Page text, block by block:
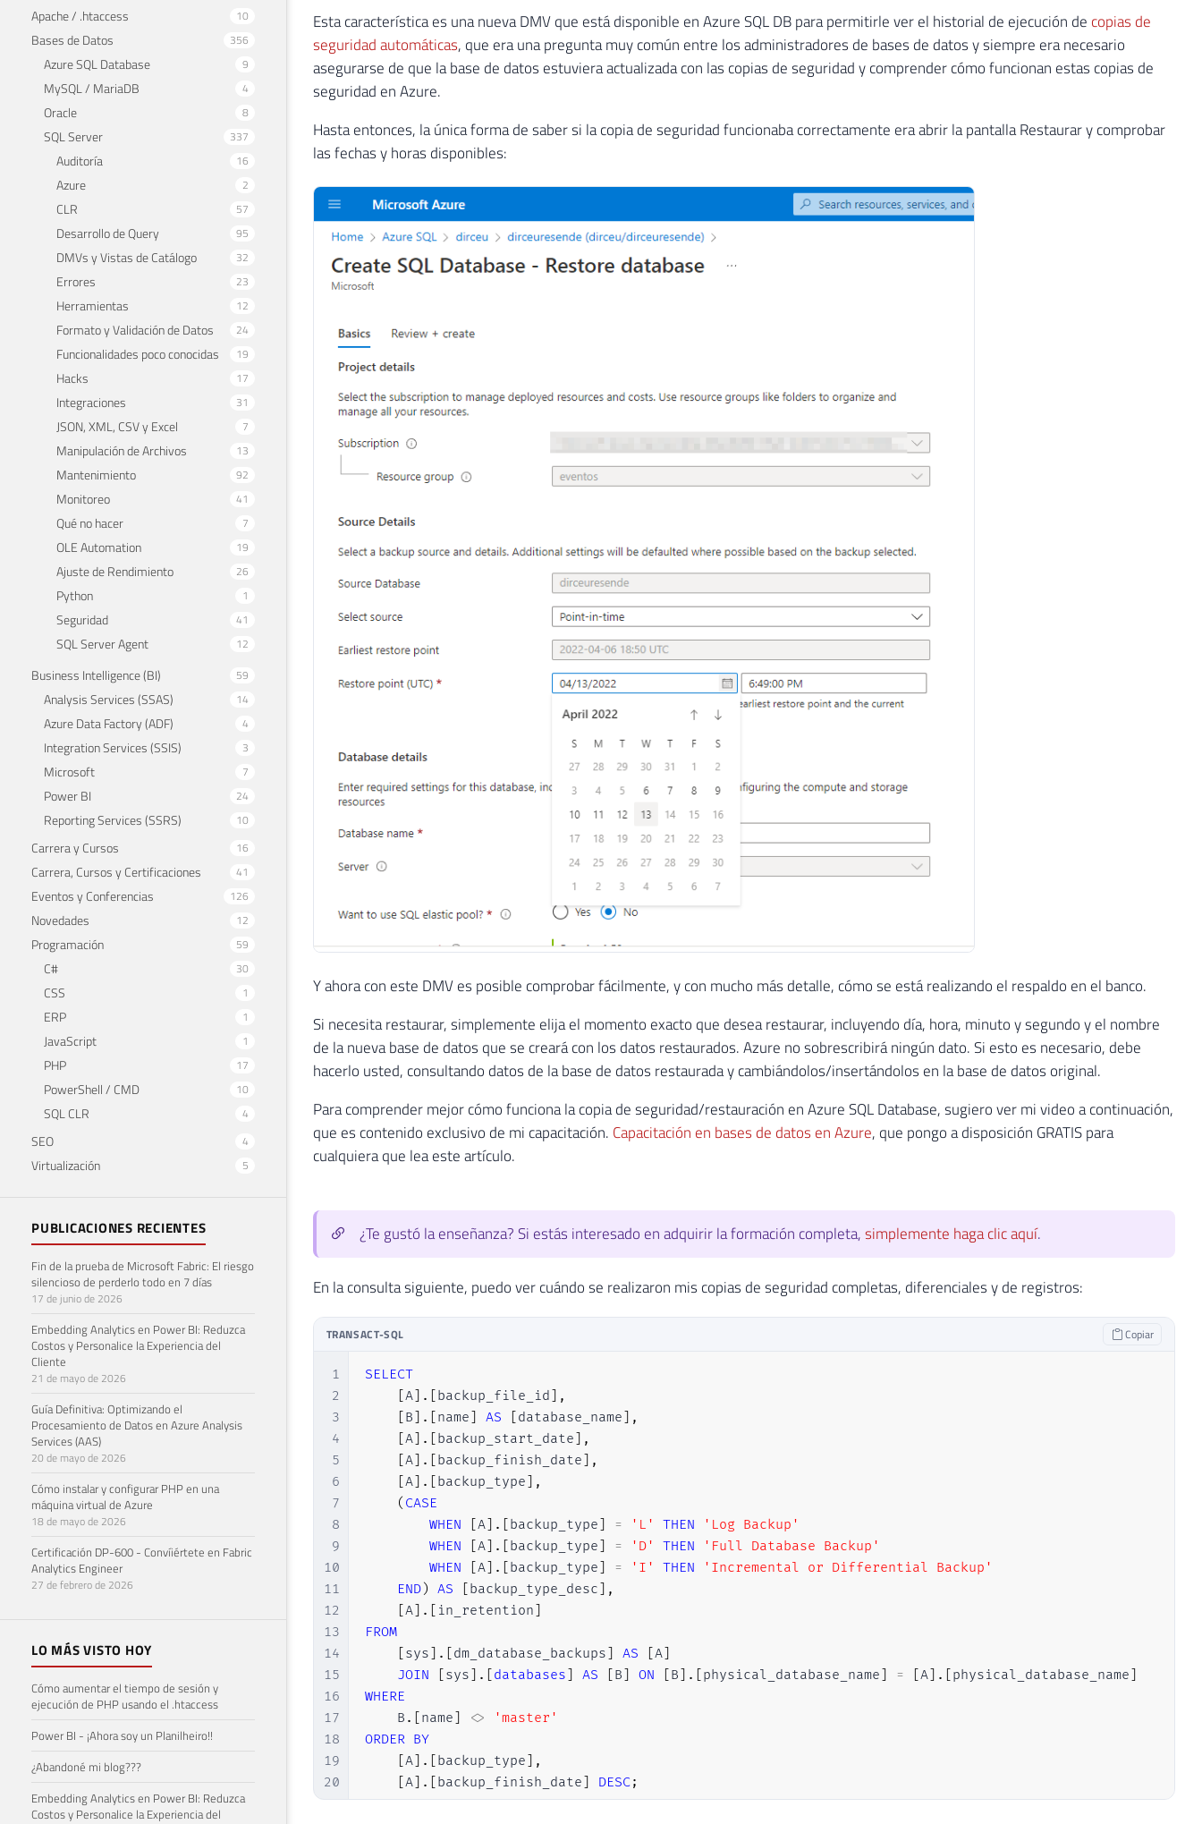
Apache / .htaccess 10
Bases de Datos 356
Azure SQL Database 9
MySQL / MariaDB 4
Oracle 8
SQL Server 337
Auditoría 16
Azure 2
CLR 57
Desarrollo de Query 95
DMVs y Vistas de Catálogo 32
Errores 23
Herramientas 12
Formato y Validación de Datos 24
Funcionalidades poco conocidas 19
Hacks 17
Integraciones 31
JSON, XML, CSV y Excel 7
Manipulación de Archivos 13
Mantenimiento 92
Monitoreo 41
Qué no hacer 7
OLE Automation 19
Ajuste de Rendimiento 26
Python 1
Seguridad 41
SQL Server Agent 12
Business Intelligence (BI) 59
Analysis Services (SSAS) 14
Azure Data Factory (ADF) 4
Integration Services (SSIS) 3
Microsoft 7
Power BI 24
Reporting Services (SSRS) 10
Carrera y Cursos 16
Carrera, Cursos y Certificaciones 41
Eventos y Conferencias 126
Novedades 12
Programación 59
C# 30
CSS 1
ERP 1
JavaScript 1
PHP 17
PowerShell / CMD 10
SQL CLR 4
SEO 4
Virtualización 5
PUBLICACIONES RECIENTES
Fin de la prueba de Microsoft Fabric: El riesgo
silencioso de perderlo todo en 7 días
17 de junio de 2026
Embedding Analytics en Power BI: Reduzca
Costos y Personalice la Experiencia del
Cliente
21 de mayo de 2026
Guía Definitiva: Optimizando el
Procesamiento de Datos en Azure Analysis
Services (AAS)
20 de mayo de 2026
Cómo instalar y configurar PHP en una
máquina virtual de Azure
18 de mayo de 2026
Certificación DP-600 - Convíiértete en Fabric
Analytics Engineer
27 de febrero de 2026
LO MÁS VISTO HOY
Cómo aumentar el tiempo de sesión y
ejecución de PHP usando el .htaccess
Power BI - ¡Ahora soy un Planilheiro!!
¿Abandoné mi blog???
Embedding Analytics en Power BI: Reduzca
Costos y Personalice la Experiencia del
Esta característica es una nueva DMV que está disponible en Azure SQL DB para permitirle ver el historial de ejecución de copias de
seguridad automáticas, que era una pregunta muy común entre los administradores de bases de datos y siempre era necesario
asegurarse de que la base de datos estuviera actualizada con las copias de seguridad y comprender cómo funcionan estas copias de
seguridad en Azure.
Hasta entonces, la única forma de saber si la copia de seguridad funcionaba correctamente era abrir la pantalla Restaurar y comprobar
las fechas y horas disponibles:
Y ahora con este DMV es posible comprobar fácilmente, y con mucho más detalle, cómo se está realizando el respaldo en el banco.
Si necesita restaurar, simplemente elija el momento exacto que desea restaurar, incluyendo día, hora, minuto y segundo y el nombre
de la nueva base de datos que se creará con los datos restaurados. Azure no sobrescribirá ningún dato. Si esto es necesario, debe
hacerlo usted, consultando datos de la base de datos restaurada y cambiándolos/insertándolos en la base de datos original.
Para comprender mejor cómo funciona la copia de seguridad/restauración en Azure SQL Database, sugiero ver mi video a continuación,
que es contenido exclusivo de mi capacitación. Capacitación en bases de datos en Azure, que pongo a disposición GRATIS para
cualquiera que lea este artículo.
¿Te gustó la enseñanza? Si estás interesado en adquirir la formación completa,simplemente haga clic aquí.
En la consulta siguiente, puedo ver cuándo se realizaron mis copias de seguridad completas, diferenciales y de registros:
TRANSACT-SQL Copiar
1
2
3
4
5
6
7
8
9
10
11
12
13
14
15
16
17
18
19
20
SELECT
A] . backup_file_id
,
B . name AS database_name
,
A] . backup_start_date
,
A] . backup_finish_date
,
A] . backup_type
,
( CASE
WHEN
A] . backup_type = 'L' THEN
'Log Backup'
WHEN
A] . backup_type = 'D' THEN
'Full Database Backup'
WHEN
A] . backup_type = 'I' THEN
'Incremental or Differential Backup'
END) AS backup_type_desc
,
A] . in_retention
FROM
sys . dm_database_backups AS A]
JOIN
sys . databases AS B ON B . physical_database_name = A] . physical_database_name
WHERE
    B
. name <>
'master'
ORDER BY
A] . backup_type
,
A] . backup_finish_date DESC;